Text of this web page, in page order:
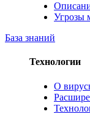
Угрозы
База знаний
Технологии
О